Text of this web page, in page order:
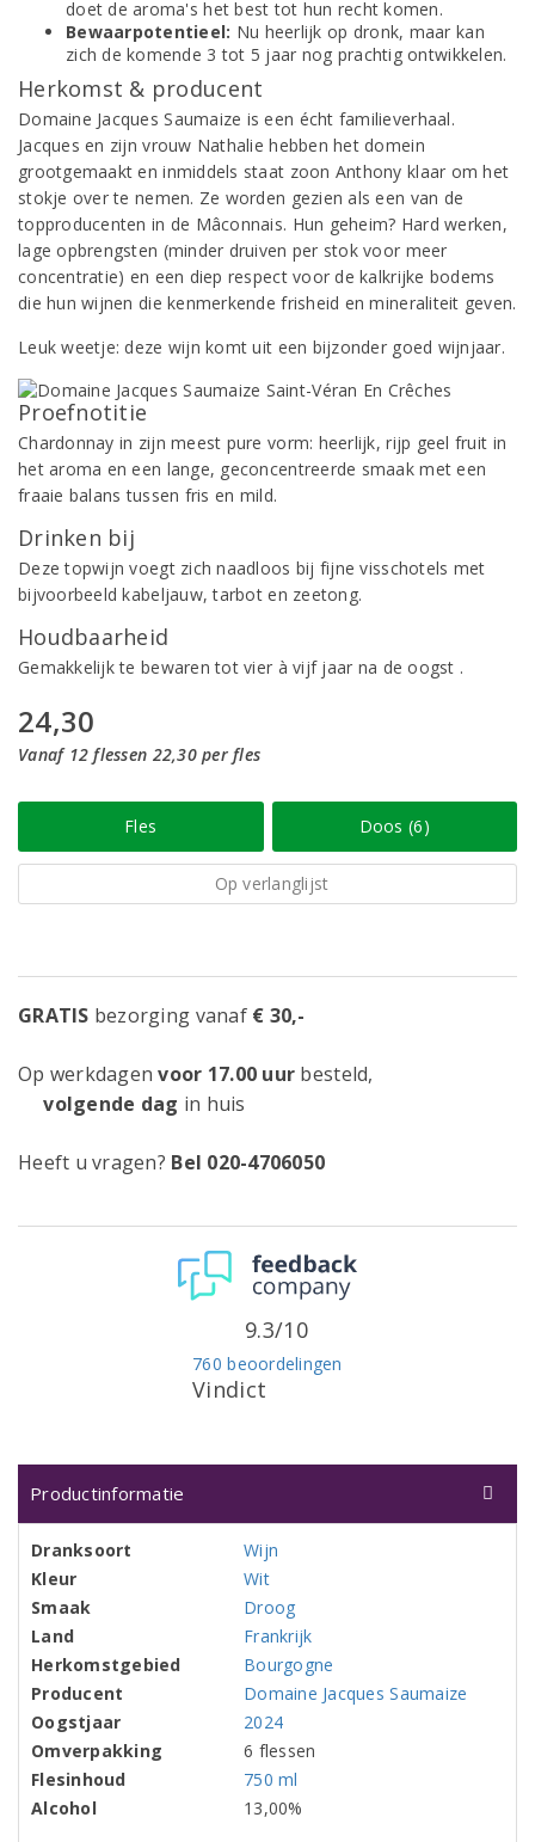
doet de aroma's het best tot hun recht komen.
Bewaarpotentieel: Nu heerlijk op dronk, maar kan
zich de komende 3 tot 5 jaar nog prachtig ontwikkelen.
Herkomst & producent
Domaine Jacques Saumaize is een écht familieverhaal.
Jacques en zijn vrouw Nathalie hebben het domein
grootgemaakt en inmiddels staat zoon Anthony klaar om het
stokje over te nemen. Ze worden gezien als een van de
topproducenten in de Mâconnais. Hun geheim? Hard werken,
lage opbrengsten (minder druiven per stok voor meer
concentratie) en een diep respect voor de kalkrijke bodems
die hun wijnen die kenmerkende frisheid en mineraliteit geven.
Leuk weetje: deze wijn komt uit een bijzonder goed wijnjaar.
Proefnotitie
Chardonnay in zijn meest pure vorm: heerlijk, rijp geel fruit in
het aroma en een lange, geconcentreerde smaak met een
fraaie balans tussen fris en mild.
Drinken bij
Deze topwijn voegt zich naadloos bij fijne visschotels met
bijvoorbeeld kabeljauw, tarbot en zeetong.
Houdbaarheid
Gemakkelijk te bewaren tot vier à vijf jaar na de oogst .
24,30
Vanaf 12 flessen 22,30 per fles
Fles Doos (6)
Op verlanglijst
GRATIS bezorging vanaf € 30,-
Op werkdagenvoor 17.00 uur besteld,
volgende dag in huis
Heeft u vragen? Bel 020-4706050
Vindict
760 beoordelingen
9.3/10
Productinformatie
Dranksoort
Wijn
Kleur
Wit
Smaak
Droog
Land
Frankrijk
Herkomstgebied
Bourgogne
Producent
Domaine Jacques Saumaize
Oogstjaar
2024
Omverpakking
6 flessen
Flesinhoud
750 ml
Alcohol
13,00%